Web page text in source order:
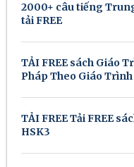
2000+ câu tiếng
tải FREE
TẢI FREE sách Giáo
Pháp Theo Giáo
TẢI FREE Tải FREE
HSK3